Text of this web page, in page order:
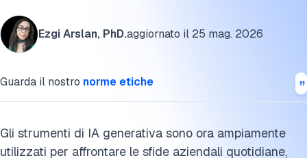
Contattaci
Ezgi Arslan, PhD.aggiornato il 25 mag. 2026
Guarda il nostro norme etiche
Gli strumenti di IA generativa sono ora ampiamente
utilizzati per affrontare le sfide aziendali quotidiane,
Cita questa ricerca